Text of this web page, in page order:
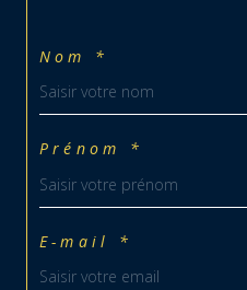
Nom *
Prénom *
E-mail *